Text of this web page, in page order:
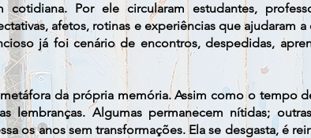
Por ele circularam estudantes,
afetos, rotinas e experiências que ajudaram
já foi cenário de encontros, despedidas,
da própria memória. Assim como o tempo
lembranças. Algumas permanecem nítidas;
os anos sem transformações. Ela se desgasta, é